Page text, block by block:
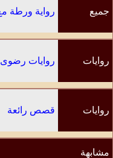
جميع رواية ورطة
روايات روايات
روايات
مشابهة
قصص رائعة